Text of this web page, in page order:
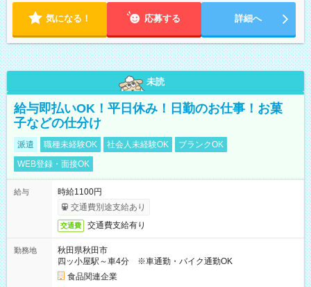
気になる！ 応募する 詳細へ
未読
給与即払いOK！平日休み！日勤のお仕事！お菓
子などの仕分け
派遣 職種未経験OK 社会人未経験OK
ブランクOK
WEB登録・面接OK
給与
時給1100円
交通費別途支給あり
交通費 交通費支給有り
勤務地
秋田県秋田市
四ッ小屋駅～車4分 ※車通勤・バイク通勤OK
食品関連企業